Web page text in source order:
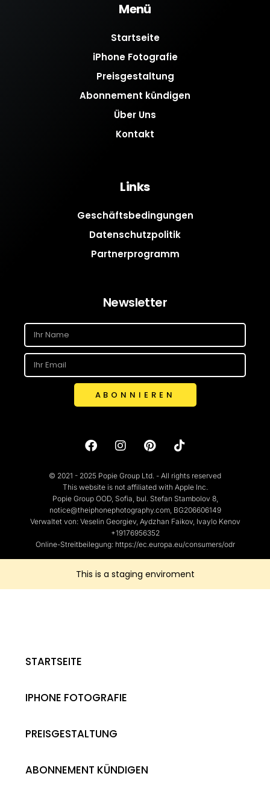
Menü
Startseite
iPhone Fotografie
Preisgestaltung
Abonnement kündigen
Über Uns
Kontakt
Links
Geschäftsbedingungen
Datenschutzpolitik
Partnerprogramm
Newsletter
ABONNIEREN
© 2021 - 2025 Popie Group Ltd. - All rights reserved
This website is not affiliated with Apple Inc.
Popie Group OOD, Sofia, bul. Stefan Stambolov 8,
notice@theiphonephotography.com, BG206606149
Verwaltet von: Veselin Georgiev, Aydzhan Faikov, Ivaylo Kenov
+19176956352
Online-Streitbeilegung: https://ec.europa.eu/consumers/odr
This is a staging enviroment
STARTSEITE
IPHONE FOTOGRAFIE
PREISGESTALTUNG
ABONNEMENT KÜNDIGEN